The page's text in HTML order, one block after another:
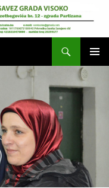
GLAVNI
MENI